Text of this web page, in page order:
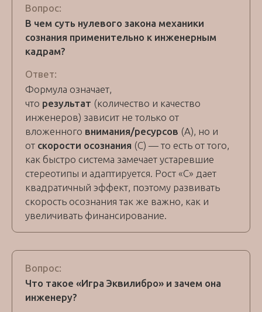
Вопрос:
В чем суть нулевого закона механики
сознания применительно к инженерным
кадрам?
Ответ:
Формула означает,
что результат (количество и качество
инженеров) зависит не только от
вложенного внимания/ресурсов (A), но и
от скорости осознания (C) — то есть от того,
как быстро система замечает устаревшие
стереотипы и адаптируется. Рост «C» дает
квадратичный эффект, поэтому развивать
скорость осознания так же важно, как и
увеличивать финансирование.
Вопрос:
Что такое «Игра Эквилибро» и зачем она
инженеру?